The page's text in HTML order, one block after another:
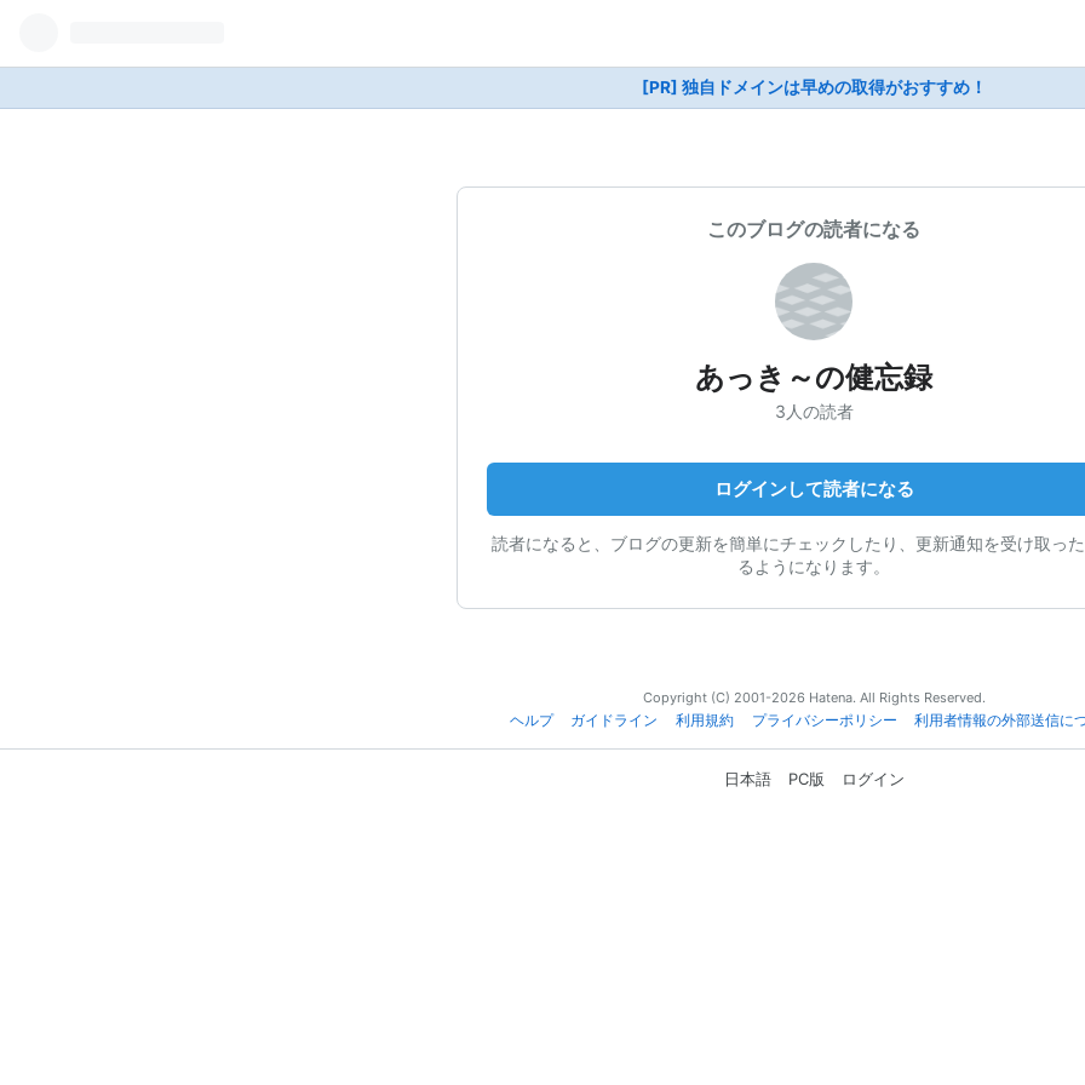
[PR] 独自ドメインは早めの取得がおすすめ！
このブログの読者になる
あっき～の健忘録
3人の読者
ログインして読者になる
読者になると、ブログの更新を簡単にチェックしたり、更新通知を受け取っ
るようになります。
Copyright (C) 2001-2026 Hatena. All Rights Reserved.
ヘルプ
ガイドライン 利用規約 プライバシーポリシー 利用者情報の外部送信に
日本語 PC版 ログイン